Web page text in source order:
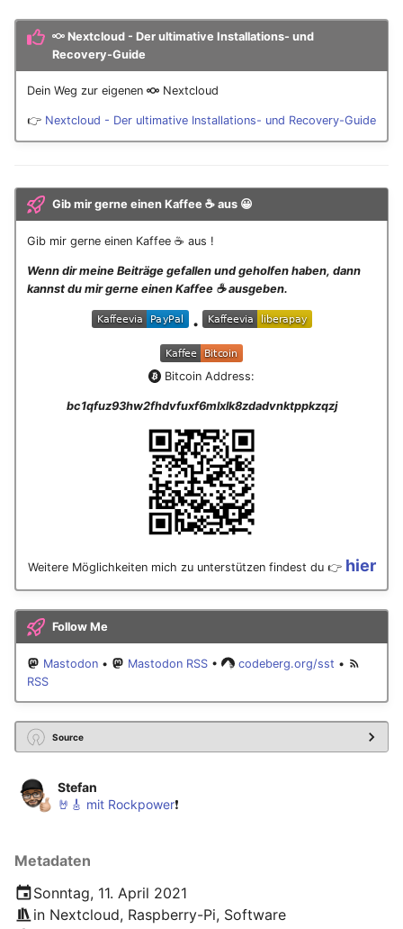
Stefan
🤘🎸 mit Rockpower❗️
Metadaten
Sonntag, 11. April 2021
in Nextcloud, Raspberry-Pi, Software
Nextcloud - Der ultimative Installations- und
Recovery-Guide
Dein Weg zur eigenen Nextcloud
👉 Nextcloud - Der ultimative Installations- und Recovery-Guide
Gib mir gerne einen Kaffee ☕ aus 😀
Gib mir gerne einen Kaffee ☕ aus !
Wenn dir meine Beiträge gefallen und geholfen haben, dann
kannst du mir gerne einen Kaffee ☕️ ausgeben.
•
Bitcoin Address:
bc1qfuz93hw2fhdvfuxf6mlxlk8zdadvnktppkzqzj
Weitere Möglichkeiten mich zu unterstützen findest du 👉 hier
Follow Me
Mastodon• Mastodon RSS • codeberg.org/sst •
RSS
Source